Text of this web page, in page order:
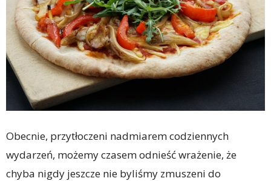
Obecnie, przytłoczeni nadmiarem codziennych
wydarzeń, możemy czasem odnieść wrażenie, że
chyba nigdy jeszcze nie byliśmy zmuszeni do